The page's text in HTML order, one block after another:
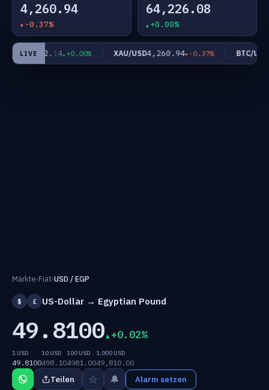
4,260.94
-0.37%
64,226.08
+0.00%
LIVE
JPY182.14 +0.00% XAU/USD4,260.94 -0.37% BTC/USD
Märkte›Fiat›USD / EGP
$ £ US-Dollar → Egyptian Pound
49.8100 +0.02%
1 USD
49.8100
10 USD
498.10
100 USD
4981.00
1,000 USD
49,810.00
Teilen ☆ 🔔 Alarm setzen